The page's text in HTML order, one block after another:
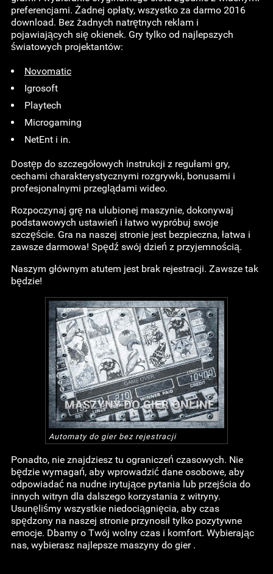
preferencjami. Żadnej opłaty, wszystko za darmo 2016
download. Bez żadnych natrętnych reklam i
pojawiających się okienek. Gry tylko od najlepszych
światowych projektantów:
Novomatic
Igrosoft
Playtech
Microgaming
NetEnt i in.
Dostęp do szczegółowych instrukcji z regułami gry,
cechami charakterystycznymi rozgrywki, bonusami i
profesjonalnymi przeglądami wideo.
Rozpoczynaj grę na ulubionej maszynie, dokonywaj
podstawowych ustawień i łatwo wypróbuj swoje
szczęście. Gra na naszej stronie jest bezpieczna, łatwa i
zawsze darmowa! Spędź swój dzień z przyjemnością.
Naszym głównym atutem jest brak rejestracji. Zawsze tak
będzie!
Automaty do gier bez rejestracji
Ponadto, nie znajdziesz tu ograniczeń czasowych. Nie
będzie wymagań, aby wprowadzić dane osobowe, aby
odpowiadać na nudne irytujące pytania lub przejścia do
innych witryn dla dalszego korzystania z witryny.
Usunęliśmy wszystkie niedociągnięcia, aby czas
spędzony na naszej stronie przynosił tylko pozytywne
emocje. Dbamy o Twój wolny czas i komfort. Wybierając
nas, wybierasz najlepsze maszyny do gier .